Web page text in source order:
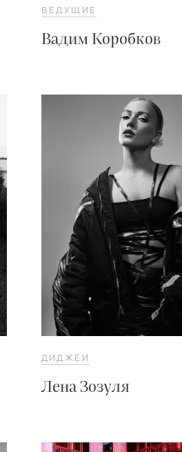
ВЕДУЩИЕ
Вадим Коробков
ДИДЖЕИ
Лена Зозуля